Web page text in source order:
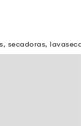
secadoras,